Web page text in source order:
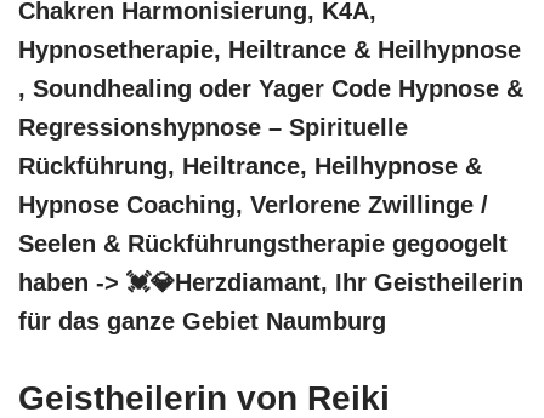
Chakren Harmonisierung, K4A,
Hypnosetherapie, Heiltrance & Heilhypnose
, Soundhealing oder Yager Code Hypnose &
Regressionshypnose – Spirituelle
Rückführung, Heiltrance, Heilhypnose &
Hypnose Coaching, Verlorene Zwillinge /
Seelen & Rückführungstherapie gegoogelt
haben -> 💓️💎Herzdiamant, Ihr Geistheilerin
für das ganze Gebiet Naumburg
Geistheilerin von Reiki